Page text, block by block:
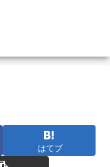
はてブ